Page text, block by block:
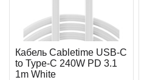
Кабель Cabletime USB-C
to Type-C 240W PD 3.1
1m White